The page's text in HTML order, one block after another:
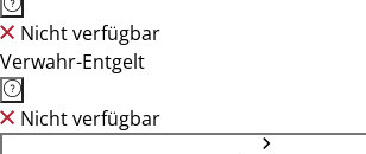
Nicht verfügbar
Verwahr-Entgelt
Nicht verfügbar